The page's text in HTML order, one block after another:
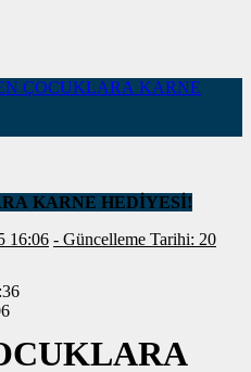
ÇOCUKLARA KARNE
KARNE HEDİYESİ!
16:06 - Güncelleme Tarihi: 20